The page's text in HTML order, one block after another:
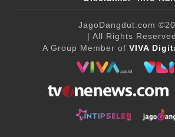
JagoDangdut.com
| All Rights Reserved
A Group Member of VIVA